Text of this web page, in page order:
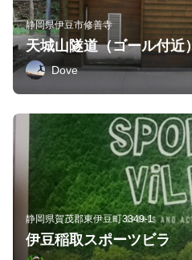
静岡県伊豆市修善寺
天城山隧道（ゴール付近）
Dove
静岡県賀茂郡東伊豆町3349-1
伊豆稲取スポーツビラ